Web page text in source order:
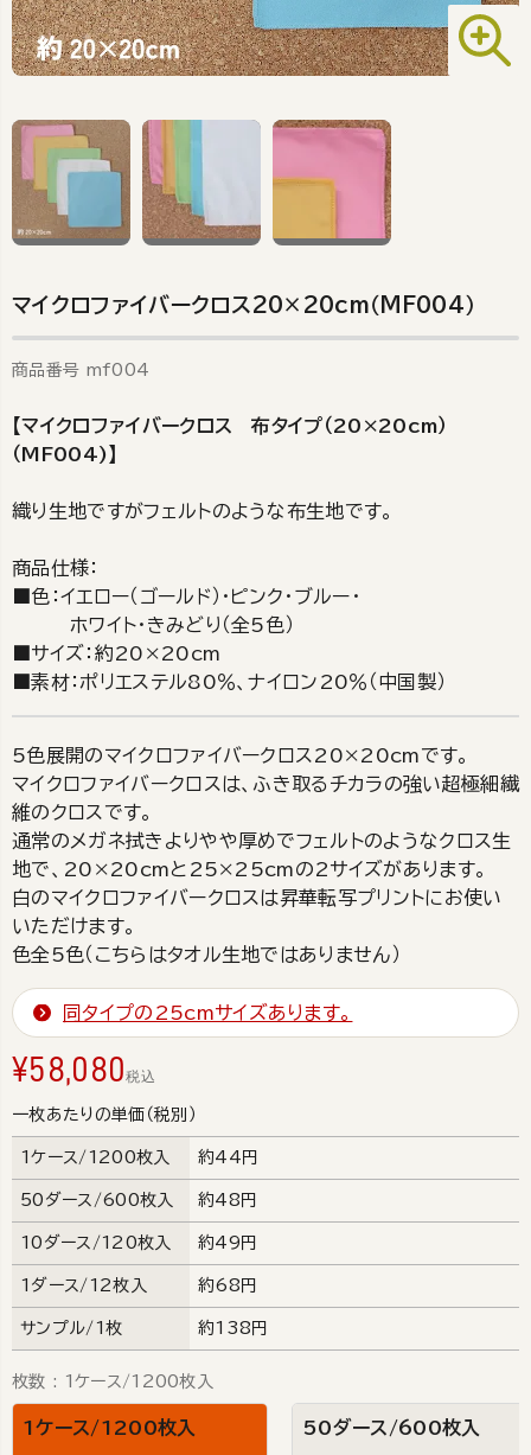
マイクロファイバークロス20×20cm（MF004）
商品番号 mf004
【マイクロファイバークロス 布タイプ（20×20cm）
（MF004)】
織り生地ですがフェルトのような布生地です。
商品仕様：
■色：イエロー（ゴールド）・ピンク・ブルー・
ホワイト・きみどり（全5色）
■サイズ：約20×20cm
■素材：ポリエステル80％、ナイロン20％（中国製）
5色展開のマイクロファイバークロス20×20cmです。
マイクロファイバークロスは、ふき取るチカラの強い超極細繊
維のクロスです。
通常のメガネ拭きよりやや厚めでフェルトのようなクロス生
地で、20×20cmと25×25cmの2サイズがあります。
白のマイクロファイバークロスは昇華転写プリントにお使い
いただけます。
色全5色（こちらはタオル生地ではありません）
同タイプの25cmサイズあります。
¥58,080税込
一枚あたりの単価（税別）
1ケース/1200枚入 約44円
50ダース/600枚入 約48円
10ダース/120枚入 約49円
1ダース/12枚入 約68円
サンプル/1枚 約138円
枚数 1ケース/1200枚入
1ケース/1200枚入 50ダース/600枚入